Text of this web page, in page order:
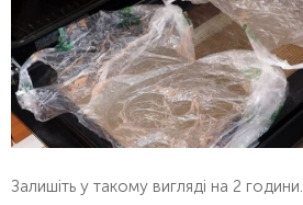
Залишіть у такому вигляді на 2 години.